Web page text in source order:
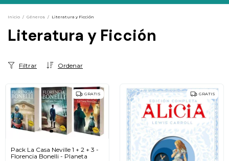
Inicio / Géneros / Literatura y Ficción
Literatura y Ficción
Ordenar
Filtrar
GRATIS
Pack La Casa Neville 1 + 2 + 3 -
Florencia Bonelli - Planeta
GRATIS